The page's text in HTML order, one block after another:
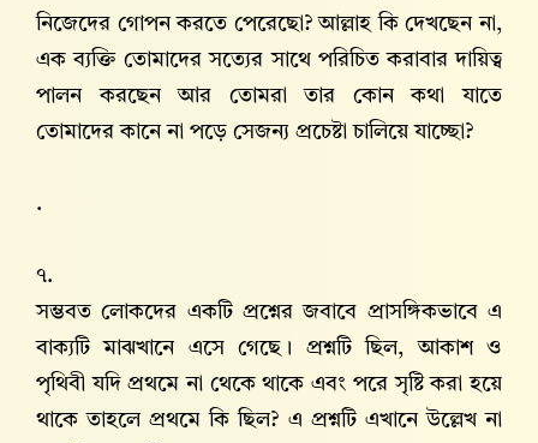
নিজেদের গোপন করতে পেরেছো? আল্লাহ কি দেখছেন না,
এক ব্যক্তি তোমাদের সত্যের সাথে পরিচিত করাবার দায়িত্ব
পালন করছেন আর তোমরা তার কোন কথা যাতে
তোমাদের কানে না পড়ে সেজন্য প্রচেষ্টা চালিয়ে যাচ্ছো?
.
৭.
সম্ভবত লোকদের একটি প্রশ্নের জবাবে প্রাসঙ্গিকভাবে এ
বাক্যটি মাঝখানে এসে গেছে। প্রশ্নটি ছিল, আকাশ ও
পৃথিবী যদি প্রথমে না থেকে থাকে এবং পরে সৃষ্টি করা হয়ে
থাকে তাহলে প্রথমে কি ছিল? এ প্রশ্নটি এখানে উল্লেখ না